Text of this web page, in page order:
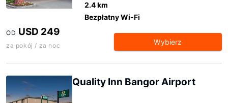
2.4 km
Bezpłatny Wi-Fi
OD USD 249
za pokój / za noc Wybierz
Quality Inn Bangor Airport